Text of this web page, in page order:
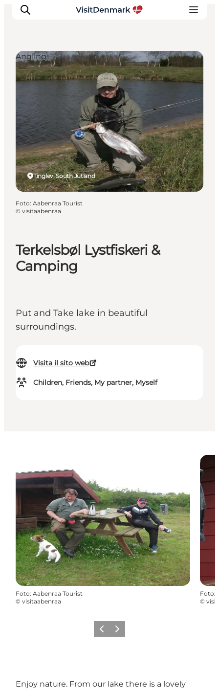
Ispirazioni
Dove andare
Cosa fare
Dove dormire
Pianifica il viaggio
Terkelsbøl Lystfiskeri &
Camping
Put and Take lake in beautiful
surroundings.
Visita il sito web
Children, Friends, My partner, Myself
Tinglev, South Jutland
Angling
Foto: Aabenraa Tourist
© visitaabenraa
Foto: Aabenraa Tourist
© visitaabenraa
Foto:
©
Precedente
Avanti
Enjoy nature. From our lake there is a lovely